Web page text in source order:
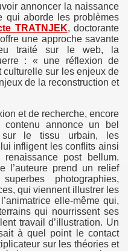
annoncer la naissance
qui aborde les problèmes
TRATNJEK, doctorante
une approche savante
traité sur le web, la
: « une réflexion de
sur les enjeux de
de la reconstruction et
et de recherche, encore
annonce un bel
sur le tissu urbain, les
infligent les conflits ainsi
post bellum.
l’auteure prend un relief
photographies,
qui viennent illustrer les
elle-même qui,
qui nourrissent ses
travail d’illustration. Un
à quel point le contact
sur les théories et